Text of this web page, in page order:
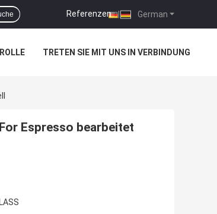
German
Referenzen |
TRETEN SIE MIT UNS IN VERBINDUNG
Espresso bearbeitet